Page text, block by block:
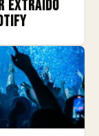
extraído